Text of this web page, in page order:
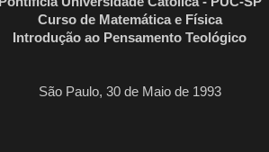
Curso de Matemática e Física
Introdução ao Pensamento Teológico
São Paulo, 30 de Maio de 1993